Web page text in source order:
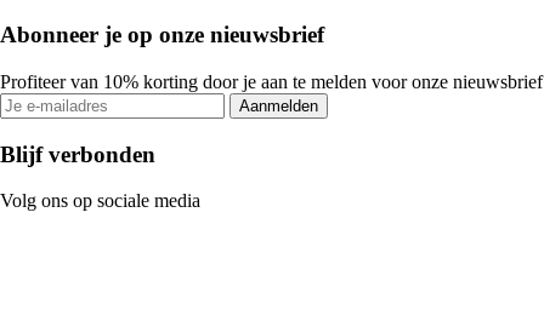
Abonneer je op onze nieuwsbrief
Profiteer van 10% korting door je aan te melden voor onze nieuwsbrief
Aanmelden
Blijf verbonden
Volg ons op sociale media